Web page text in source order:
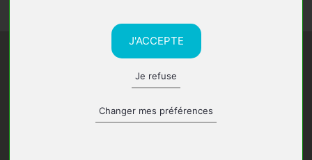
J'ACCEPTE
Je refuse
Changer mes préférences